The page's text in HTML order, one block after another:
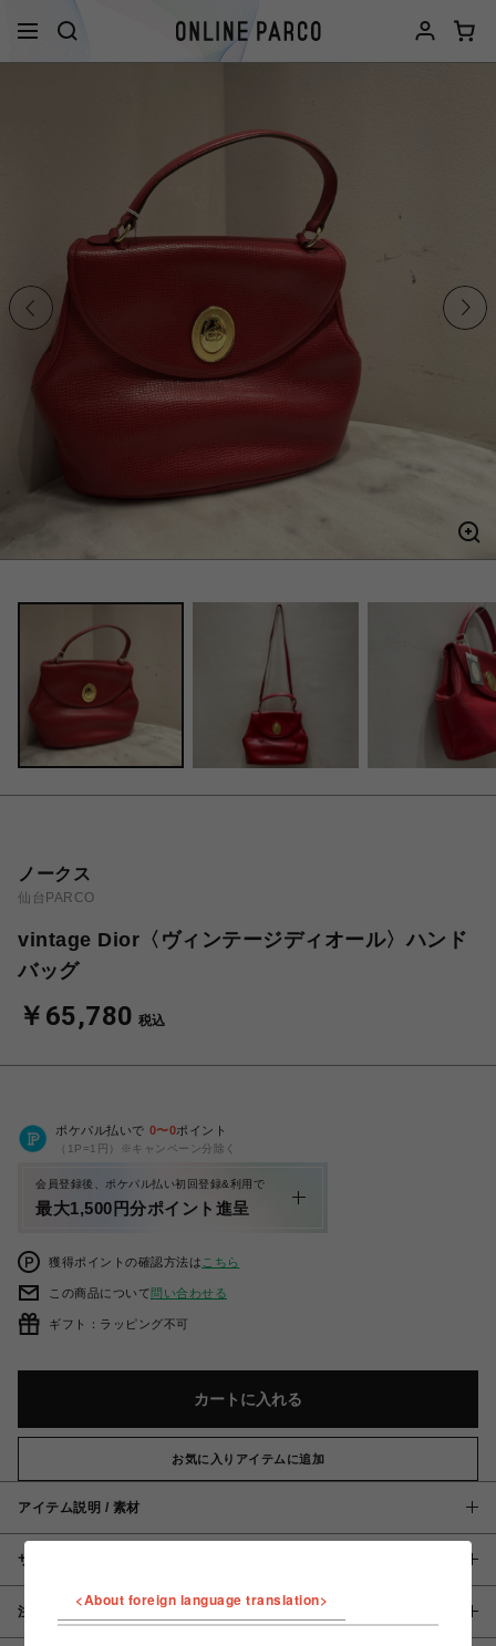
ノークス
仙台PARCO
vintage Dior〈ヴィンテージディオール〉ハンド
バッグ
￥65,780 税込
ポケパル払いで 0〜0ポイント
（1P=1円）※キャンペーン分除く
会員登録後、ポケパル払い初回登録&利用で
最大1,500円分ポイント進呈
獲得ポイントの確認方法は こちら
この商品について問い合わせる
ギフト：ラッピング不可
カートに入れる
お気に入りアイテムに追加
アイテム説明 / 素材
サイズ
注意事項
<About foreign language translation>